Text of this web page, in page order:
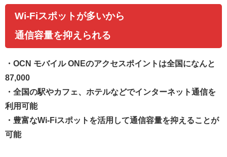
Wi-Fiスポットが多いから
通信容量を抑えられる
・ OCN モバイル ONEのアクセスポイントは全国になんと
87,000
・全国の駅やカフェ、ホテルなどでインターネット通信を
利用可能
・豊富なWi-Fiスポットを活用して通信容量を抑えることが
可能